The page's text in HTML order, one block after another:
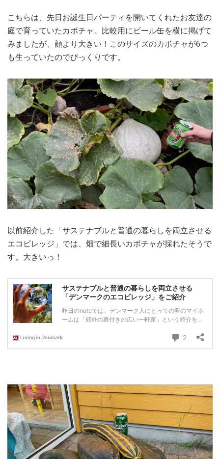
こちらは、先日お誕生日パーティを開いてくれたお友達の
庭で育っていたカボチャ。比較用にビール缶を横に掲げて
みましたが、顔より大きい！このサイズのカボチャが6つ
も生っていたのでびっくりです。
以前紹介した「サステナブルと普通の暮らしを両立させる
エコビレッジ」では、畑で細長いカボチャが採れたそうで
す。大きいっ！